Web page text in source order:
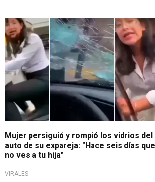
¿Reclamos por su hija?
Mujer persiguió y rompió los vidrios del
auto de su expareja: "Hace seis días que
no ves a tu hija"
VIRALES